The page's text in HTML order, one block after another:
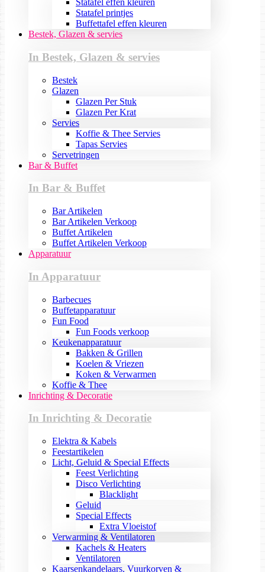
Statafel effen kleuren
Statafel printjes
Buffettafel effen kleuren
Bestek, Glazen & servies
In Bestek, Glazen & servies
Bestek
Glazen
Glazen Per Stuk
Glazen Per Krat
Servies
Koffie & Thee Servies
Tapas Servies
Servetringen
Bar & Buffet
In Bar & Buffet
Bar Artikelen
Bar Artikelen Verkoop
Buffet Artikelen
Buffet Artikelen Verkoop
Apparatuur
In Apparatuur
Barbecues
Buffetapparatuur
Fun Food
Fun Foods verkoop
Keukenapparatuur
Bakken & Grillen
Koelen & Vriezen
Koken & Verwarmen
Koffie & Thee
Inrichting & Decoratie
In Inrichting & Decoratie
Elektra & Kabels
Feestartikelen
Licht, Geluid & Special Effects
Feest Verlichting
Disco Verlichting
Blacklight
Geluid
Special Effects
Extra Vloeistof
Verwarming & Ventilatoren
Kachels & Heaters
Ventilatoren
Kaarsenkandelaars, Vuurkorven &